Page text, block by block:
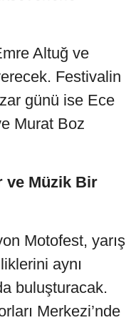
Altuğ ve
Festivalin
günü ise Ece
Murat Boz
ve Müzik Bir
Motofest, yarış
aynı
buluşturacak.
Merkezi’nde